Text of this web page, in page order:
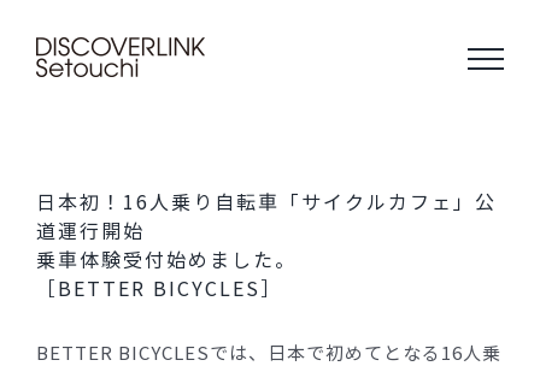
content
日本初！16人乗り自転車「サイクルカフェ」公
道運行開始
乗車体験受付始めました。
［BETTER BICYCLES］
BETTER BICYCLESでは、日本で初めてとなる16人乗